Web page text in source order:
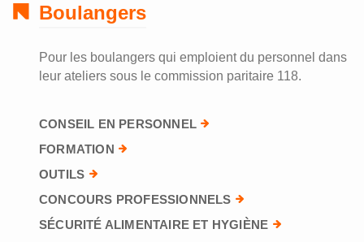
Boulangers
Pour les boulangers qui emploient du personnel dans
leur ateliers sous le commission paritaire 118.
CONSEIL EN PERSONNEL
FORMATION
OUTILS
CONCOURS PROFESSIONNELS
SÉCURITÉ ALIMENTAIRE ET HYGIÈNE